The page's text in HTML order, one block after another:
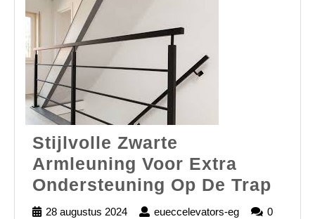
Stijlvolle Zwarte
Armleuning Voor Extra
Ondersteuning Op De Trap
28 augustus 2024
28
eueccelevators-eg
0